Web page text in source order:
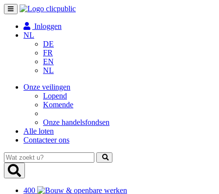
Toggle
navigation
Inloggen
NL
DE
FR
EN
NL
Onze veilingen
Lopend
Komende
Onze handelsfondsen
Alle loten
Contacteer ons
Wat
zoekt
u?
400